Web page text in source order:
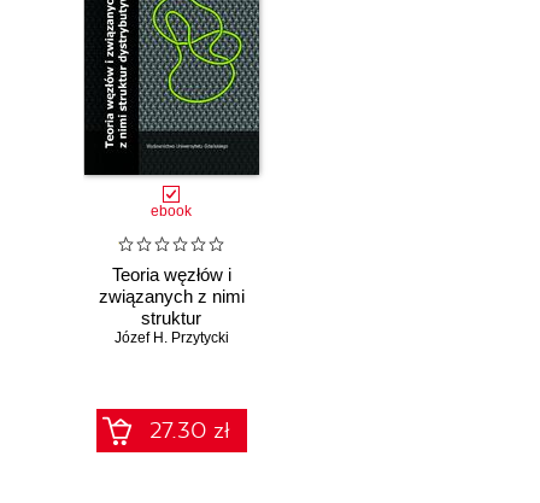
ebook
Teoria węzłów i
związanych z nimi
struktur
dystrybutywnych
Józef H. Przytycki
27.30 zł